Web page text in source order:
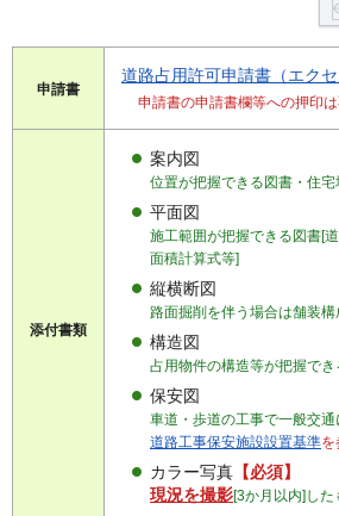
申請書
道路占用許可申請書（エクセ
申請書の申請書欄等への押印
添付書類
案内図
位置が把握できる図書・住宅
平面図
施工範囲が把握できる図書[
面積計算式等]
縦横断図
路面掘削を伴う場合は舗装構
構造図
占用物件の構造等が把握で
保安図
車道・歩道の工事で一般交
道路工事保安施設設置基準を
カラー写真 【必須】
現況を撮影[3か月以内] した